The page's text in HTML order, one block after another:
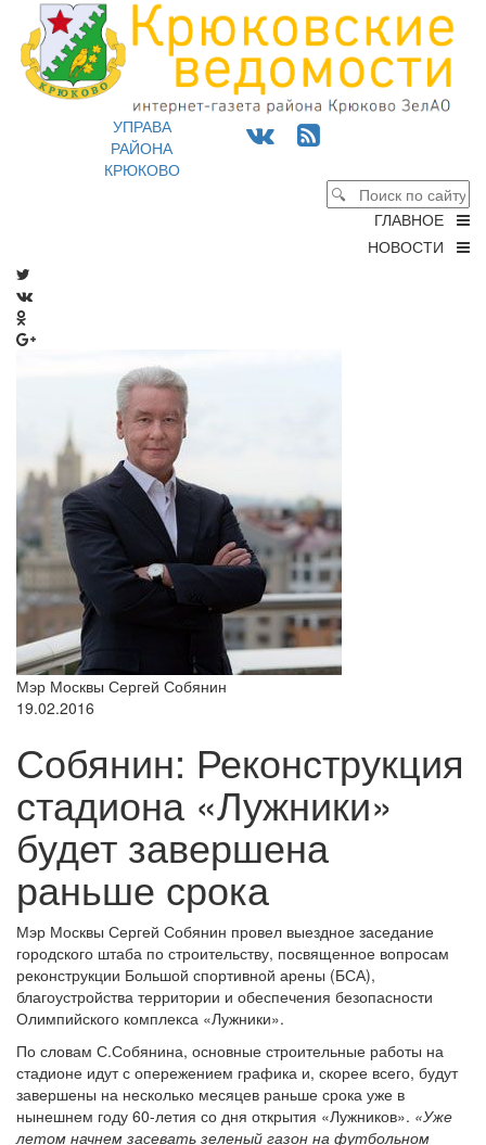
УПРАВА
РАЙОНА
КРЮКОВО
ГЛАВНОЕ
НОВОСТИ
Мэр Москвы Сергей Собянин
19.02.2016
Собянин: Реконструкция
стадиона «Лужники»
будет завершена
раньше срока
Мэр Москвы Сергей Собянин провел выездное заседание
городского штаба по строительству, посвященное вопросам
реконструкции Большой спортивной арены (БСА),
благоустройства территории и обеспечения безопасности
Олимпийского комплекса «Лужники».
По словам С.Собянина, основные строительные работы на
стадионе идут с опережением графика и, скорее всего, будут
завершены на несколько месяцев раньше срока уже в
нынешнем году 60-летия со дня открытия «Лужников». «Уже
летом начнем засевать зеленый газон на футбольном